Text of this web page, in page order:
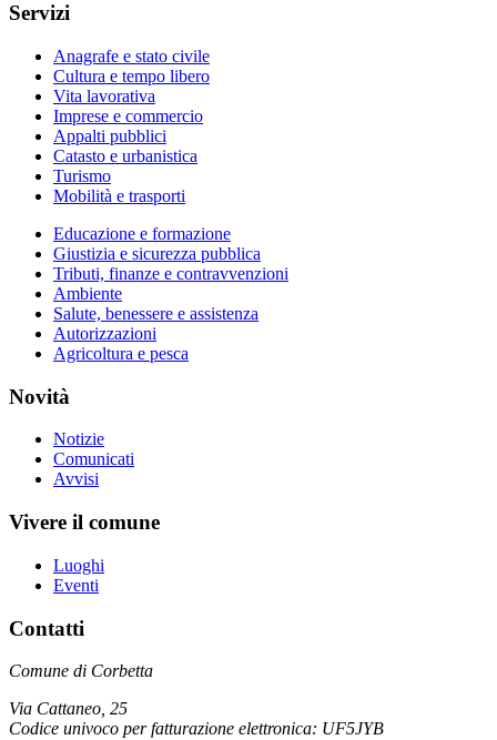
Servizi
Anagrafe e stato civile
Cultura e tempo libero
Vita lavorativa
Imprese e commercio
Appalti pubblici
Catasto e urbanistica
Turismo
Mobilità e trasporti
Educazione e formazione
Giustizia e sicurezza pubblica
Tributi, finanze e contravvenzioni
Ambiente
Salute, benessere e assistenza
Autorizzazioni
Agricoltura e pesca
Novità
Notizie
Comunicati
Avvisi
Vivere il comune
Luoghi
Eventi
Contatti
Comune di Corbetta
Via Cattaneo, 25
Codice univoco per fatturazione elettronica: UF5JYB